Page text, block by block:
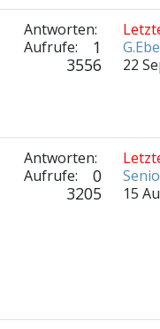
Antworten:
1
Aufrufe:
3556
22
Antworten:
0
Aufrufe:
3205
15